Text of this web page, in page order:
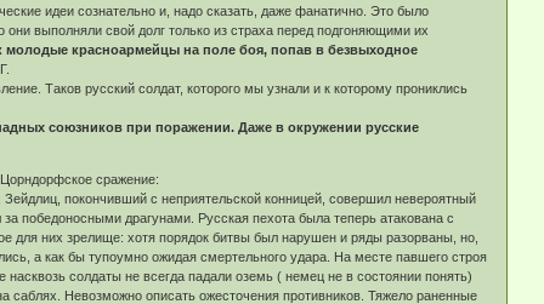
идеи сознательно и, надо сказать, даже фанатично. Это было
выполняли свой долг только из страха перед подгоняющими их
молодые красноармейцы на поле боя, попав в безвыходное
Таков русский солдат, которого мы узнали и к которому прониклись
союзников при поражении. Даже в окружении русские
сражение:
покончивший с неприятельской конницей, совершил невероятный
победоносными драгунами. Русская пехота была теперь атакована с
для них зрелище: хотя порядок битвы был нарушен и ряды разорваны, но,
а как бы тупоумно ожидая смертельного удара. На месте павшего строя
солдаты не всегда падали оземь ( немец не в состоянии понять)
саблях. Невозможно описать ожесточения противников. Тяжело раненные